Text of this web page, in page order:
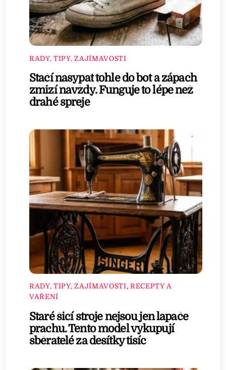
RADY, TIPY, ZAJÍMAVOSTI
Stačí nasypat tohle do bot a zápach
zmizí navždy. Funguje to lépe než
drahé spreje
RADY, TIPY, ZAJÍMAVOSTI, RECEPTY A
VAŘENÍ
Staré šicí stroje nejsou jen lapače
prachu. Tento model vykupují
sběratelé za desítky tisíc